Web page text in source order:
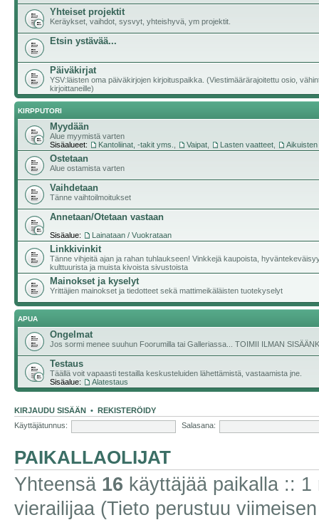
Yhteiset projektit
Keräykset, vaihdot, sysvyt, yhteishyvä, ym projektit.
Etsin ystävää...
Päiväkirjat
YSV:läisten oma päiväkirjojen kirjoituspaikka. (Viestimäärärajoitettu osio,
kirjoittaneille)
KIRPPUTORI
Myydään
Alue myymistä varten
Sisäalueet:
Kantoliinat, -takit yms. Vaipat Lasten vaatteet
Ostetaan
Alue ostamista varten
Vaihdetaan
Tänne vaihtoilmoitukset
Annetaan/Otetaan vastaan
Sisäalue: Lainataan / Vuokrataan
Linkkivinkit
Tänne vihjeitä ajan ja rahan tuhlaukseen! Vinkkejä kaupoista,
kulttuurista ja muista kivoista sivustoista
Mainokset ja kyselyt
Yrittäjien mainokset ja tiedotteet sekä mattimeikäläisten tuotekyselyt
APUA
Ongelmat
Jos sormi menee suuhun Foorumilla tai Galleriassa... TOIMII ILMAN
Testaus
Täällä voit vapaasti testailla keskusteluiden lähettämistä, vastaamista jne.
Sisäalue:
Alatestaus
KIRJAUDU SISÄÄN • REKISTERÖIDY
Käyttäjätunnus:
Salasana:
PAIKALLAOLIJAT
Yhteensä 16 käyttäjää paikalla ::
vierailijaa (Tieto perustuu